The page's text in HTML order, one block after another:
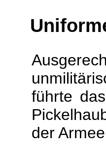
führte
der